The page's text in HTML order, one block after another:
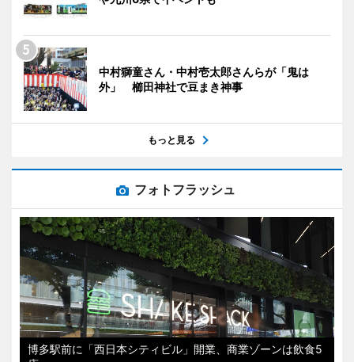
中村獅童さん・中村壱太郎さんらが「鬼は
外」 櫛田神社で豆まき神事
もっと見る
フォトフラッシュ
博多駅前に「西日本シティビル」開業、商業ゾーンは飲食5